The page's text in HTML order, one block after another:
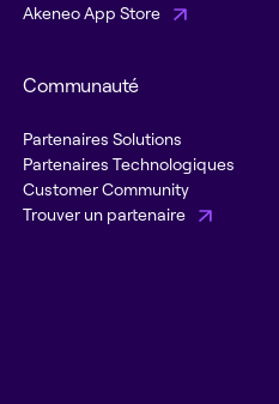
Akeneo App Store
Communauté
Partenaires Solutions
Partenaires Technologiques
Customer Community
Trouver un partenaire